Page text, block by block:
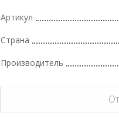
Артикул
Страна
Производитель